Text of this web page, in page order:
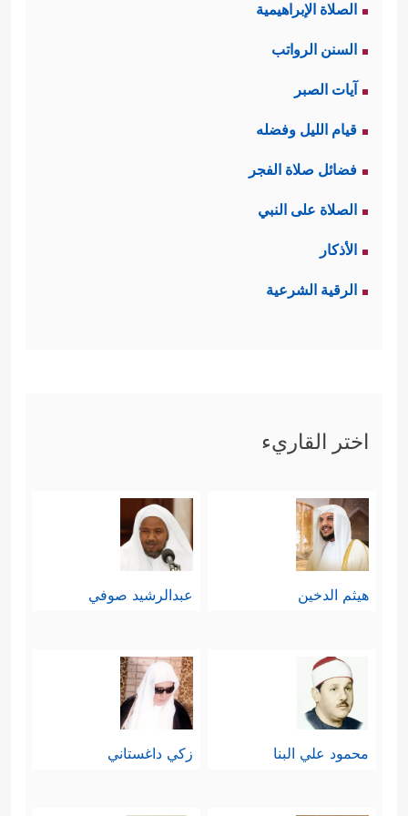
ٱلۡعَـٰلَمِینَ﴿٣٣﴾
ذُرِّیَّةَۢ بَعۡضُهَا مِنۢ بَعۡضࣲۗ وَٱللَّهُ سَمِیعٌ
عَلِیمٌ﴿٣٤﴾ ﴾
للحق أينما كان زمانًا ومكانًا وحالًا، بغض
النظر عن الانتماءات الثانويَّة والجانبيَّة،
كالانتماء للنسب والأرض واللون والطبقة
الاجتماعية.
خامسًا: والكافرون أيضًا لهم سندهم
وصراع حتمي على الأرض﴿فِئَةࣱ تُقَـٰتِلُ فِی
سَبِیلِ ٱللَّهِ وَأُخۡرَىٰ ﴾
﴿لَّا یَتَّخِذِ ٱلۡمُؤۡمِنُونَ ٱلۡكَـٰفِرِینَ
ٱللَّهِ فِی شَیۡءٍ﴾
الصلاة الإبراهيمية
السنن الرواتب
آيات الصبر
قيام الليل وفضله
فضائل صلاة الفجر
الصلاة على النبي
الأذكار
الرقية الشرعية
اختر القاريء
هيثم الدخين عبدالرشيد صوفي
محمود علي البنا زكي داغستاني